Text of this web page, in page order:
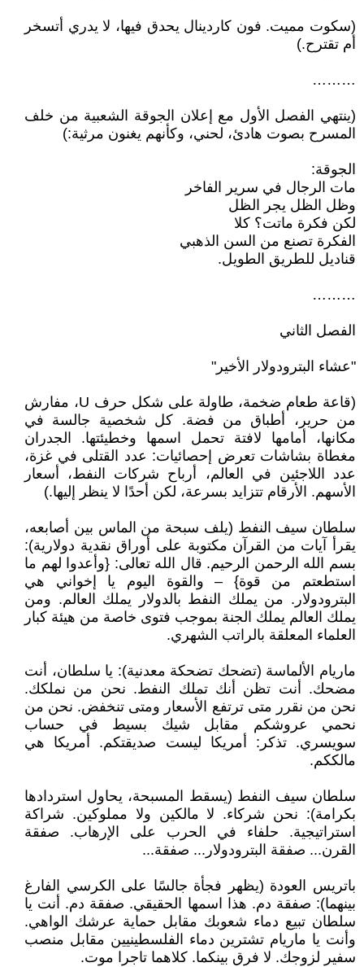
(سكوت مميت. فون كاردينال يحدق فيها، لا يدري أتسخر
أم تقترح.)
………
(ينتهي الفصل الأول مع إعلان الجوقة الشعبية من خلف
المسرح بصوت هادئ، لحني، وكأنهم يغنون مرثية:)
الجوقة:
مات الرجال في سرير الفاخر
وظل الظل يجر الظل
لكن فكرة ماتت؟ كلا
الفكرة تصنع من السن الذهبي
قناديل للطريق الطويل.
………
الفصل الثاني
"عشاء البترودولار الأخير"
(قاعة طعام ضخمة، طاولة على شكل حرف U، مفارش
من حرير، أطباق من فضة. كل شخصية جالسة في
مكانها، أمامها لافتة تحمل اسمها وخطيئتها. الجدران
مغطاة بشاشات تعرض إحصائيات: عدد القتلى في غزة،
عدد اللاجئين في العالم، أرباح شركات النفط، أسعار
الأسهم. الأرقام تتزايد بسرعة، لكن أحدًا لا ينظر إليها.)
سلطان سيف النفط (يلف سبحة من الماس بين أصابعه،
يقرأ آيات من القرآن مكتوبة على أوراق نقدية دولارية):
بسم الله الرحمن الرحيم. قال الله تعالى: {وأعدوا لهم ما
استطعتم من قوة} – والقوة اليوم يا إخواني هي
البترودولار. من يملك النفط بالدولار يملك العالم. ومن
يملك العالم يملك الجنة بموجب فتوى خاصة من هيئة كبار
العلماء المعلقة بالراتب الشهري.
ماريام الألماسة (تضحك تضحكة معدنية): يا سلطان، أنت
مضحك. أنت تظن أنك تملك النفط. نحن من نملكك.
نحن من نقرر متى ترتفع الأسعار ومتى تنخفض. نحن من
نحمي عروشكم مقابل شيك بسيط في حساب
سويسري. تذكر: أمريكا ليست صديقتكم. أمريكا هي
مالككم.
سلطان سيف النفط (يسقط المسبحة، يحاول استردادها
بكرامة): نحن شركاء. لا مالكين ولا مملوكين. شراكة
استراتيجية. حلفاء في الحرب على الإرهاب. صفقة
القرن... صفقة البترودولار... صفقة...
باتريس العودة (يظهر فجأة جالسًا على الكرسي الفارغ
بينهما): صفقة دم. هذا اسمها الحقيقي. صفقة دم. أنت يا
سلطان تبيع دماء شعوبك مقابل حماية عرشك الواهي.
وأنت يا ماريام تشترين دماء الفلسطينيين مقابل منصب
سفير لزوجك. لا فرق بينكما. كلاهما تاجرا موت.